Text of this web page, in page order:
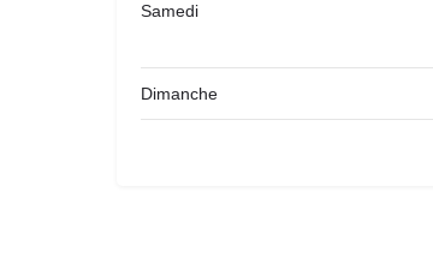
Samedi
Dimanche